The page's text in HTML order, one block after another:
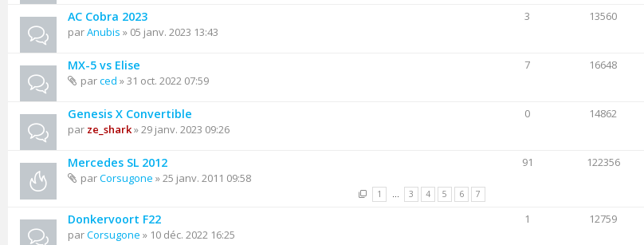
AC Cobra 2023
parAnubis » 05 janv. 2023 13:43
3 13560
MX-5 vs Elise
parced » 31 oct. 2022 07:59
7 16648
Genesis X Convertible
par ze_shark» 29 janv. 2023 09:26
0 14862
Mercedes SL 2012
parCorsugone » 25 janv. 2011 09:58
1 … 3 4 5 6 7
91 122356
Donkervoort F22
parCorsugone » 10 déc. 2022 16:25
1 12759